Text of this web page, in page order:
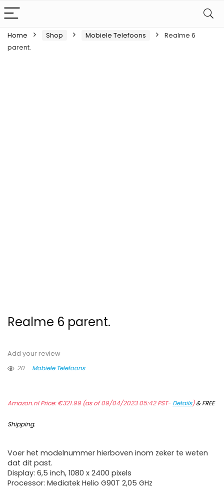
Home Shop Mobiele Telefoons
Realme 6
parent.
Realme 6 parent.
Add your review
20
Mobiele Telefoons
Amazon.nl Price:€321.99(as of 09/04/2023 05:42 PST- Details)&FREE
Shipping.
Voer het modelnummer hierboven inom zeker te weten
dat dit past.
Display: 6,5 inch, 1080 x 2400 pixels
Processor: Mediatek Helio G90T 2,05 GHz